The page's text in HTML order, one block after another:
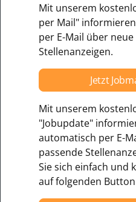
Mit unserem
per Mail"
per E-Mail über
Stellenanzeigen.
Jetzt
Mit unserem
"Jobupdate"
automatisch per E-
passende
Sie sich einfach und
auf folgenden